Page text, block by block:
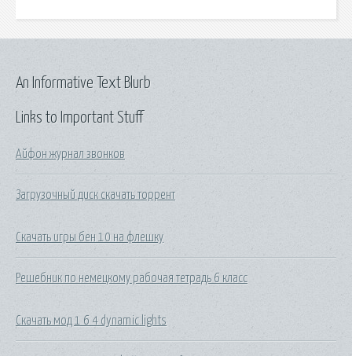
Links to Important Stuff
Айфон журнал звонков
Загрузочный диск скачать торрент
Скачать игры бен 10 на флешку
Решебник по немецкому рабочая тетрадь 6 класс
Скачать мод 1 6 4 dynamic lights
An Informative Text Blurb